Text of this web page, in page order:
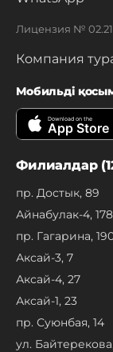
Лицензия №
Компания
Мобильді
Download on the
App Store
Филиалдар
пр. Достык, 89
Айнабулак-4, 178
пр. Гагарина,
Аксай-3, 7
Аксай-4, 27
Аксай-1, 23
пр. Суюнбая, 14
ул.